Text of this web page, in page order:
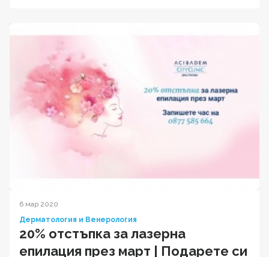
6 мар 2020
Дерматология и Венерология
20% отстъпка за лазерна
епилация през март | Подарете си